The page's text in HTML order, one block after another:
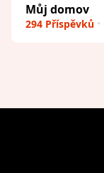
Můj domov
294 Příspěvků